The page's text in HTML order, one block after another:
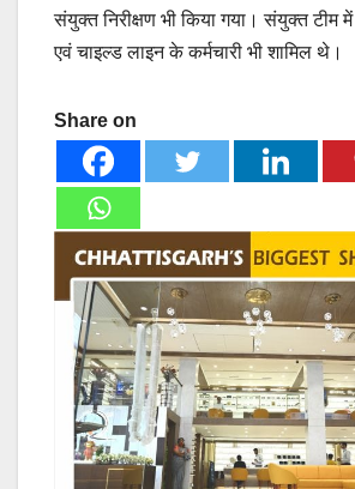
संयुक्त निरीक्षण भी किया गया। संयुक्त टीम
एवं चाइल्ड लाइन के कर्मचारी भी शामिल थे।
Share on